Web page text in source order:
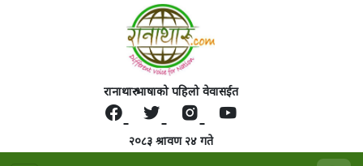
रानाथारु भाषाको पहिलो वेवासईत
२०८३ श्रावण २४ गते